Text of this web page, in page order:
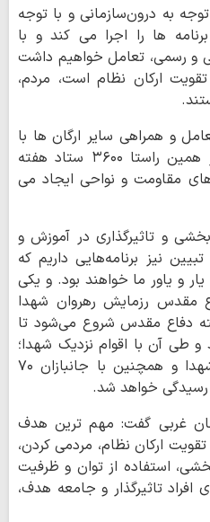
به درون‌سازمانی و با توجه
ها را اجرا می کند و با
و رسمی، تعامل خواهیم داشت
ارکان نظام است، مردم،
و همراهی سایر ارگان ها با
رویکرد پیش برندگی گفت: در همین راستا ٣۶٠٠ ستاد هفته
مقاومت و نواحی ایجاد می
و تاثیرگذاری در آموزش و
نیز برنامه‌هایی داریم که
و یاور ما خواهند بود. و یکی
مقدس رزمایش رهروان شهدا
دفاع مقدس شروع می‌شود تا
طی آن با اقوام نزدیک شهدا؛
والدین، همسران و فرزندان شهدا و همچنین با جانبازان ۷۰
رسیدگی خواهد شد.
غربی گفت: مهم ترین هدف
ارکان نظام، مردمی کردن،
استفاده از توان و ظرفیت
افراد تاثیرگذار و جامعه هدف،